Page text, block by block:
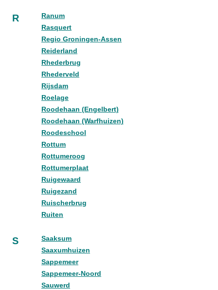
R
Ranum
Rasquert
Regio Groningen-Assen
Reiderland
Rhederbrug
Rhederveld
Rijsdam
Roelage
Roodehaan (Engelbert)
Roodehaan (Warfhuizen)
Roodeschool
Rottum
Rottumeroog
Rottumerplaat
Ruigewaard
Ruigezand
Ruischerbrug
Ruiten
S
Saaksum
Saaxumhuizen
Sappemeer
Sappemeer-Noord
Sauwerd